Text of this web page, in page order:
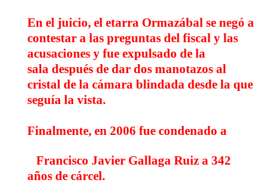
En el juicio, el etarra Ormazábal se negó a
contestar a las preguntas del fiscal y las
acusaciones y fue expulsado de la
sala después de dar dos manotazos al
cristal de la cámara blindada desde la que
seguía la vista.
Finalmente, en 2006 fue condenado a
Francisco Javier Gallaga Ruiz a 342
años de cárcel.